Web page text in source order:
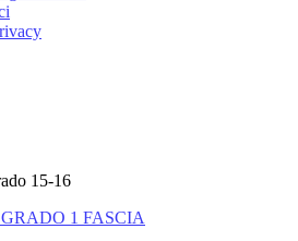
15-16
GRADO 1 FASCIA